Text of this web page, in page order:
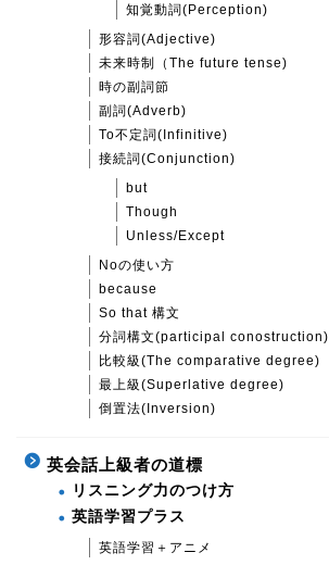
知覚動詞(Perception)
形容詞(Adjective)
未来時制（The future tense)
時の副詞節
副詞(Adverb)
To不定詞(Infinitive)
接続詞(Conjunction)
but
Though
Unless/Except
Noの使い方
because
So that 構文
分詞構文(participal conostruction)
比較級(The comparative degree)
最上級(Superlative degree)
倒置法(Inversion)
英会話上級者の道標
リスニング力のつけ方
英語学習プラス
英語学習＋アニメ